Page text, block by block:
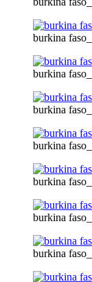
burkina
burkina
burkina
burkina
burkina
burkina
burkina